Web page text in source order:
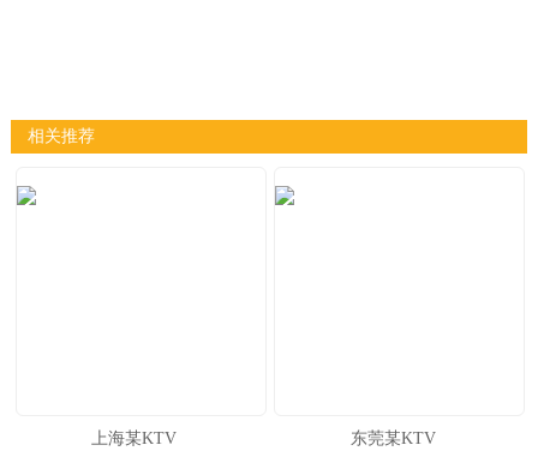
相关推荐
上海某KTV 东莞某KTV